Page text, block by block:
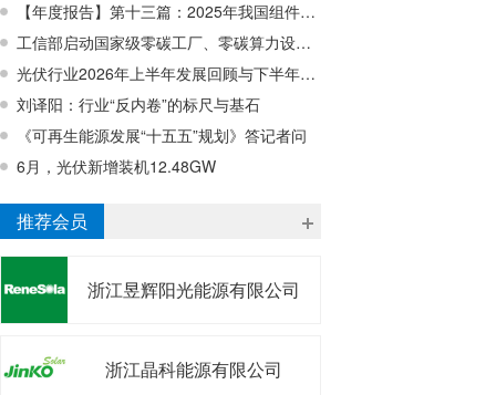
【年度报告】第十三篇：2025年我国组件回收行业蓄势待发，行业亟待破解经济性难题
工信部启动国家级零碳工厂、零碳算力设施建设工作
光伏行业2026年上半年发展回顾与下半年形势展望研讨会在宁波成功召开
刘译阳：行业“反内卷”的标尺与基石
《可再生能源发展“十五五”规划》答记者问
6月，光伏新增装机12.48GW
推荐会员
浙江昱辉阳光能源有限公司
浙江晶科能源有限公司